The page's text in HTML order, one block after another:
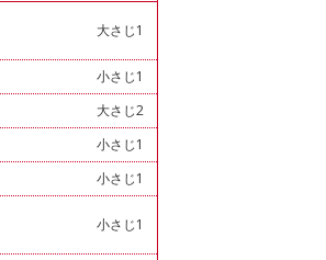
大さじ1
小さじ1
大さじ2
小さじ1
小さじ1
小さじ1